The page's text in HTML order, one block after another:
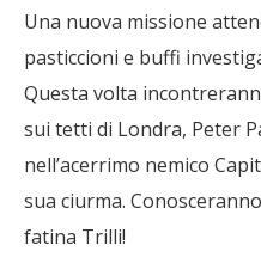
Una nuova missione
pasticcioni e buffi
Questa volta
sui tetti di Londra, Peter
nell’acerrimo nemico
sua ciurma.
fatina Trilli!